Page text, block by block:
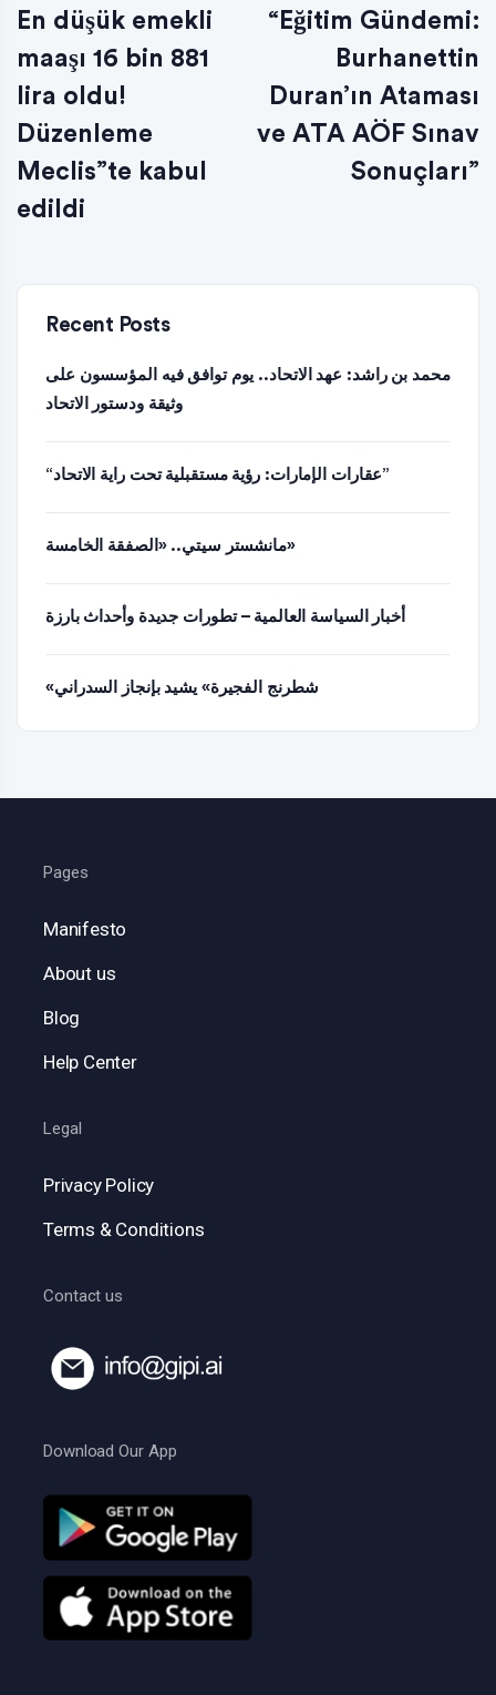
En düşük emekli
maaşı 16 bin 881
lira oldu!
Düzenleme
Meclis”te kabul
edildi
“Eğitim Gündemi:
Burhanettin
Duran’ın Ataması
ve ATA AÖF Sınav
Sonuçları”
Recent Posts
محمد بن راشد: عهد الاتحاد.. يوم توافق فيه المؤسسون على
وثيقة ودستور الاتحاد
“عقارات الإمارات: رؤية مستقبلية تحت راية الاتحاد”
مانشستر سيتي.. «الصفقة الخامسة»
أخبار السياسة العالمية – تطورات جديدة وأحداث بارزة
«شطرنج الفجيرة» يشيد بإنجاز السدراني
Pages
Manifesto
About us
Blog
Help Center
Legal
Privacy Policy
Terms & Conditions
Contact us
Download Our App